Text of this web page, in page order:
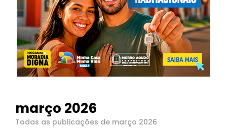
março 2026
Todas as publicações de março 2026